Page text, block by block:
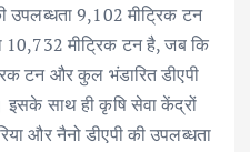
उपलब्धता 9,102 मीट्रिक टन
10,732 मीट्रिक टन है, जब कि
टन और कुल भंडारित डीएपी
इसके साथ ही कृषि सेवा केंद्रों
और नैनो डीएपी की उपलब्धता